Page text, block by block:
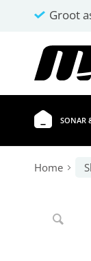
Groot
SONAR
Home